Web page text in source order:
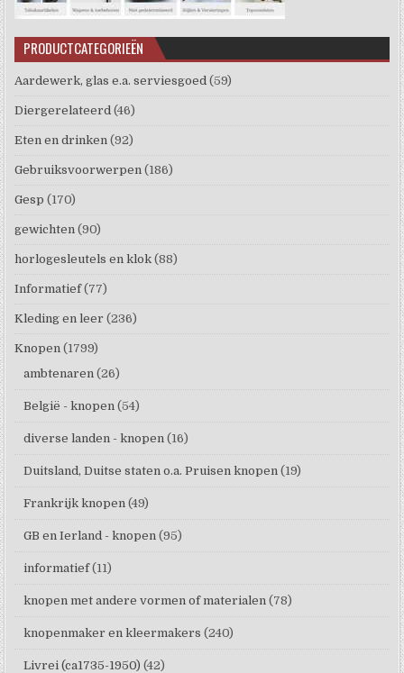
PRODUCTCATEGORIEËN
Aardewerk, glas e.a. serviesgoed (59)
Diergerelateerd (46)
Eten en drinken (92)
Gebruiksvoorwerpen (186)
Gesp (170)
gewichten (90)
horlogesleutels en klok (88)
Informatief (77)
Kleding en leer (236)
Knopen (1799)
ambtenaren (26)
België - knopen (54)
diverse landen - knopen (16)
Duitsland, Duitse staten o.a. Pruisen knopen (19)
Frankrijk knopen (49)
GB en Ierland - knopen (95)
informatief (11)
knopen met andere vormen of materialen (78)
knopenmaker en kleermakers (240)
Livrei (ca1735-1950) (42)